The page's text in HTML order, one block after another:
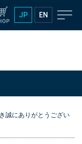
JP EN
誠にありがとうござい